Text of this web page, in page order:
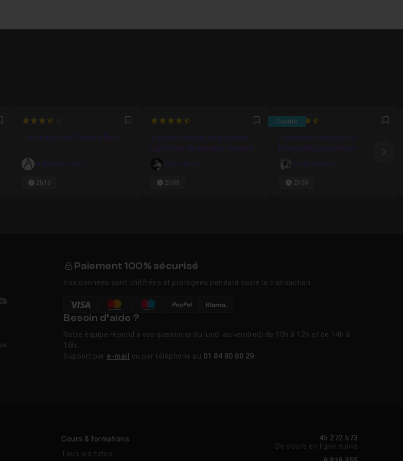
Favori3.6666666666667 Favori
Tout savoir sur Camera Raw
Stéphane Simon
2h10
4.3 Favori
3 études de cas pour utiliser
Lightroom de manière créative
Serge Nied
2h08
Gratuit
4.6363636363636
Formation Lightroom 4 :
Retouchez vos photos
Serge Ramelli
2h08
Paiement 100% sécurisé
Vos données sont chiffrées et protégées pendant toute la transaction.
Besoin d’aide ?
Notre équipe répond à vos questions du lundi au vendredi de 10h à 12h et de 14h à
16h.
Support par e-mail ou par téléphone au 01 84 80 80 29.
Cours & formations
Tous les tutos
45 272 573
De cours en ligne suivis